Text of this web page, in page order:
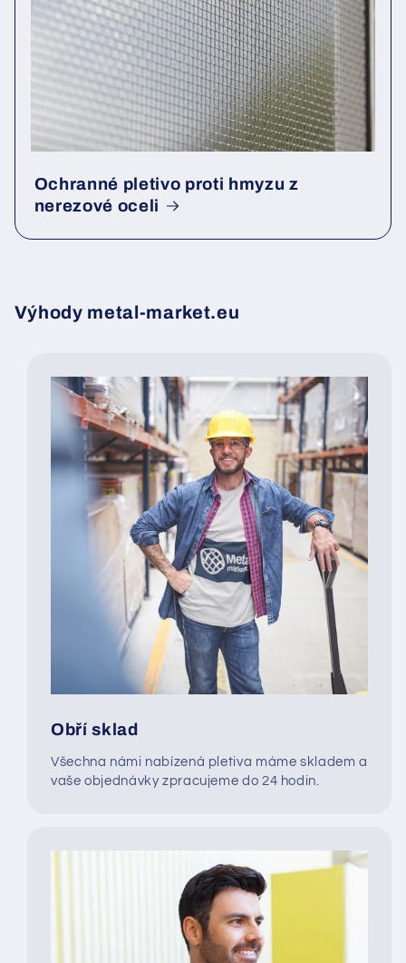
Ochranné pletivo proti hmyzu z
nerezové oceli
Výhody metal-market.eu
Obří sklad
Všechna námi nabízená pletiva máme skladem a
vaše objednávky zpracujeme do 24 hodin.